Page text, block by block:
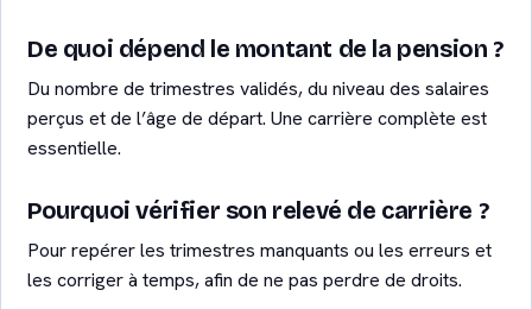
De quoi dépend le montant de la pension ?
Du nombre de trimestres validés, du niveau des salaires
perçus et de l’âge de départ. Une carrière complète est
essentielle.
Pourquoi vérifier son relevé de carrière ?
Pour repérer les trimestres manquants ou les erreurs et
les corriger à temps, afin de ne pas perdre de droits.